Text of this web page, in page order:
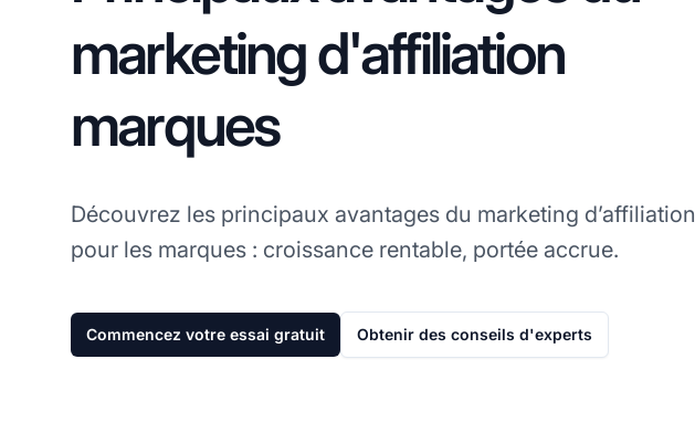
marketing d'affiliation
marques
Découvrez les principaux avantages du marketing d’affiliation
pour les marques : croissance rentable, portée accrue.
Commencez votre essai gratuit Obtenir des conseils d'experts